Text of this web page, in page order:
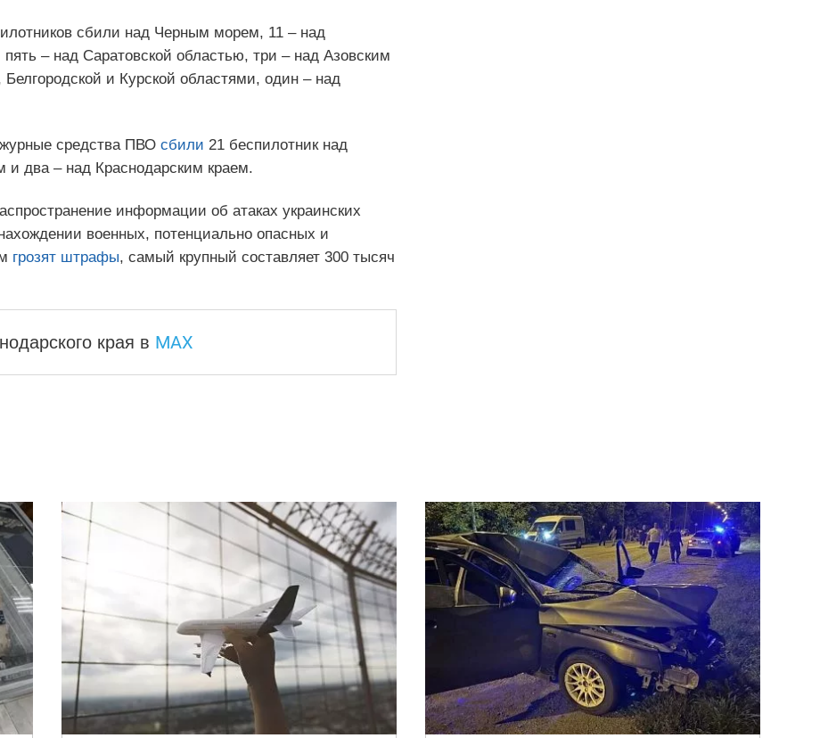
сбили над Черным морем, 11 – над
– над Саратовской областью, три – над Азовским
и Курской областями, один – над
средства ПВО сбили 21 беспилотник над
два – над Краснодарским краем.
информации об атаках украинских
военных, потенциально опасных и
грозят штрафы, самый крупный составляет 300 тысяч
края в MAX